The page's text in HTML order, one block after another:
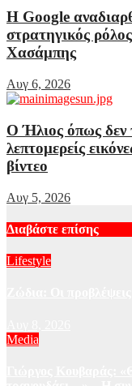
Η Google
στρατηγικός
Χασάμπης
Αυγ 6, 2026
Ο Ήλιος όπως δεν
λεπτομερείς
βίντεο
Αυγ 5, 2026
Διαβάστε επίσης
Lifestyle
Media